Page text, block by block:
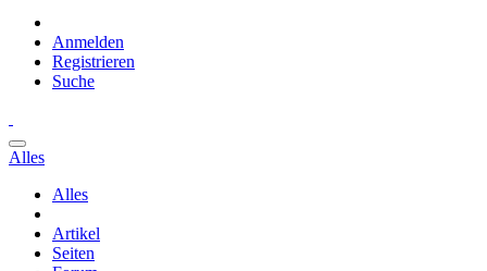
Anmelden
Registrieren
Suche
Alles
Alles
Artikel
Seiten